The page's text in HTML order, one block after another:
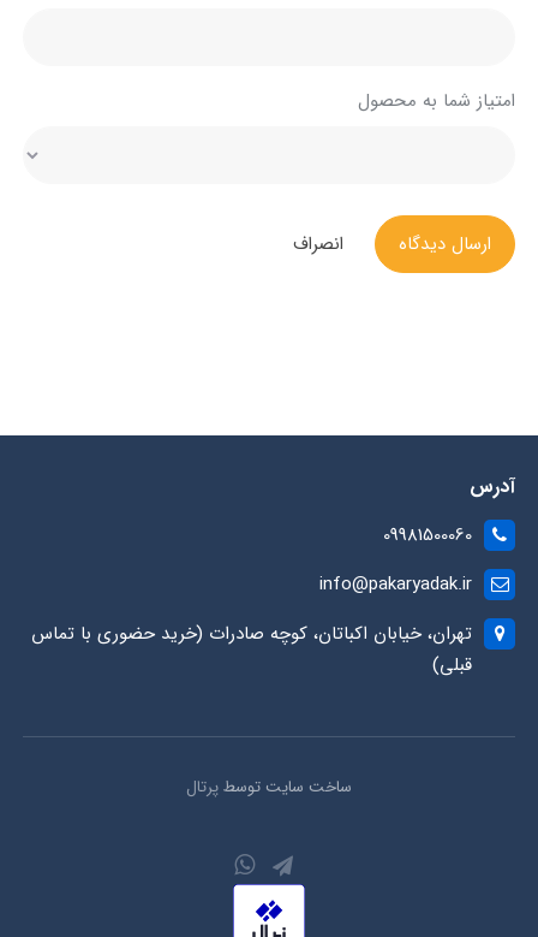
امتیاز شما به محصول
ارسال دیدگاه انصراف
آدرس
09981500060
info@pakaryadak.ir
تهران، خیابان اکباتان، کوچه صادرات (خرید حضوری با تماس
قبلی)
ساخت سایت توسطپرتال